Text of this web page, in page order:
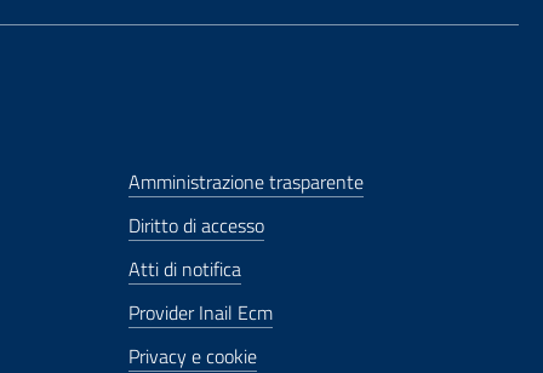
Amministrazione trasparente
Diritto di accesso
Atti di notifica
Provider Inail Ecm
Privacy e cookie